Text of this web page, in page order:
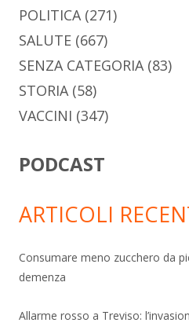
POLITICA(271)
SALUTE (667)
SENZA CATEGORIA(83)
STORIA(58)
VACCINI (347)
PODCAST
ARTICOLI
Consumare meno zucchero da
demenza
Allarme rosso a Treviso: